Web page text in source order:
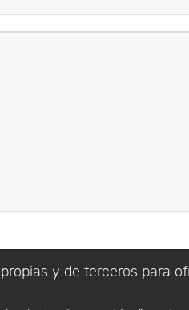
y de terceros para